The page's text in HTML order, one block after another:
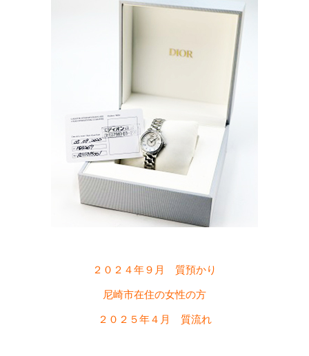
２０２４年９月 質預かり
尼崎市在住の女性の方
２０２５年４月 質流れ